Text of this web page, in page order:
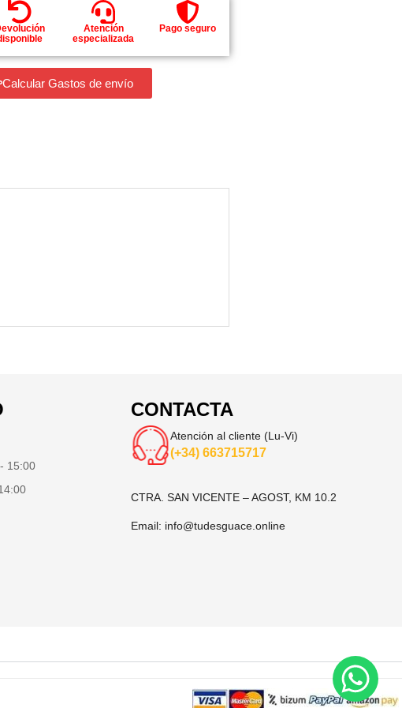
Atención
especializada
Pago seguro
Calcular Gastos de envío
15:00
CONTACTA
Atención al cliente (Lu-Vi)
(+34) 663715717
CTRA. SAN VICENTE – AGOST, KM 10.2
Email: info@tudesguace.online